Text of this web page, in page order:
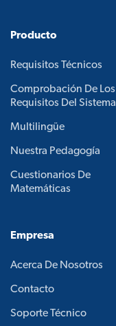
Producto
Requisitos Técnicos
Comprobación De Los
Requisitos Del Sistema
Multilingüe
Nuestra Pedagogía
Cuestionarios De
Matemáticas
Empresa
Acerca De Nosotros
Contacto
Soporte Técnico